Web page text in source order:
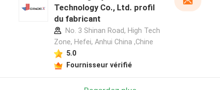
Technology Co., Ltd. profil
du fabricant
No. 3 Shinan Road, High Tech
Zone, Hefei, Anhui China ,Chine
5.0
Fournisseur vérifié